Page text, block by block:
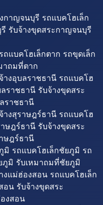
กาญจนบุรี รถแบคโฮเล็ก
รับจ้างขุดสระกาญจนบุรี
แบคโฮเล็กตาก รถขุดเล็ก
าถมที่ตาก
งอุบลราชธานี รถแบคโฮ
ราชธานี รับจ้างขุดสระ
ราชธานี
งสุราษฎร์ธานี รถแบคโฮ
ษฎร์ธานี รับจ้างขุดสระ
ษฎร์ธานี
มิ รถแบคโฮเล็กชัยภูมิ รถ
ภูมิ รับเหมาถมที่ชัยภูมิ
แม่ฮ่องสอน รถแบคโฮเล็ก
น รับจ้างขุดสระ
งสอน